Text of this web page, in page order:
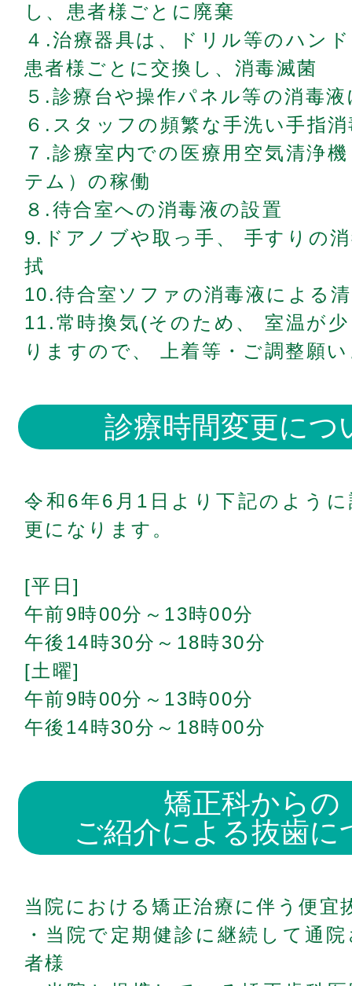
し、患者様ごとに廃棄
４.治療器具は、ドリル等のハン
患者様ごとに交換し、消毒滅菌
５.診療台や操作パネル等の消毒
６.スタッフの頻繁な手洗い手指
７.診療室内での医療用空気清浄
テム）の稼働
８.待合室への消毒液の設置
9.ドアノブや取っ手、 手すりの
拭
10.待合室ソファの消毒液による
11.常時換気(そのため、 室温が
りますので、 上着等・ご調整願
診療時間変更につ
令和6年6月1日より下記のよう
更になります。
[平日]
午前9時00分～13時00分
午後14時30分～18時30分
[土曜]
午前9時00分～13時00分
午後14時30分～18時00分
矯正科からの
ご紹介による抜歯に
当院における矯正治療に伴う便宜
・当院で定期健診に継続して通
者様